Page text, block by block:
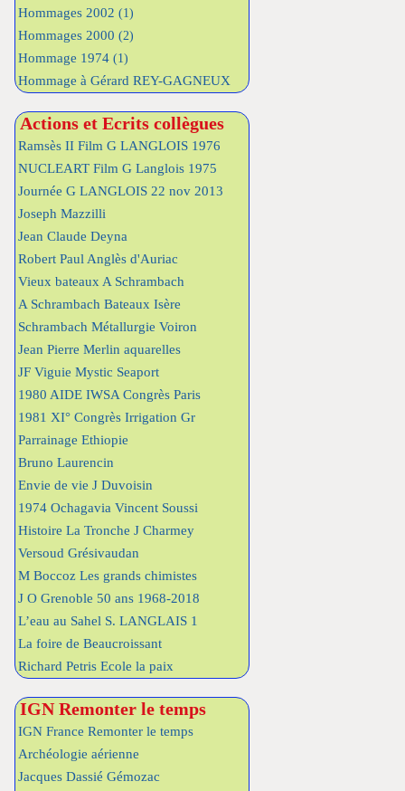
Hommages 2002 (1)
Hommages 2000 (2)
Hommage 1974 (1)
Hommage à Gérard REY-GAGNEUX
Actions et Ecrits collègues
Ramsès II Film G LANGLOIS 1976
NUCLEART Film G Langlois 1975
Journée G LANGLOIS 22 nov 2013
Joseph Mazzilli
Jean Claude Deyna
Robert Paul Anglès d'Auriac
Vieux bateaux A Schrambach
A Schrambach Bateaux Isère
Schrambach Métallurgie Voiron
Jean Pierre Merlin aquarelles
JF Viguie Mystic Seaport
1980 AIDE IWSA Congrès Paris
1981 XI° Congrès Irrigation Gr
Parrainage Ethiopie
Bruno Laurencin
Envie de vie J Duvoisin
1974 Ochagavia Vincent Soussi
Histoire La Tronche J Charmey
Versoud Grésivaudan
M Boccoz Les grands chimistes
J O Grenoble 50 ans 1968-2018
L’eau au Sahel S. LANGLAIS 1
La foire de Beaucroissant
Richard Petris Ecole la paix
IGN Remonter le temps
IGN France Remonter le temps
Archéologie aérienne
Jacques Dassié Gémozac